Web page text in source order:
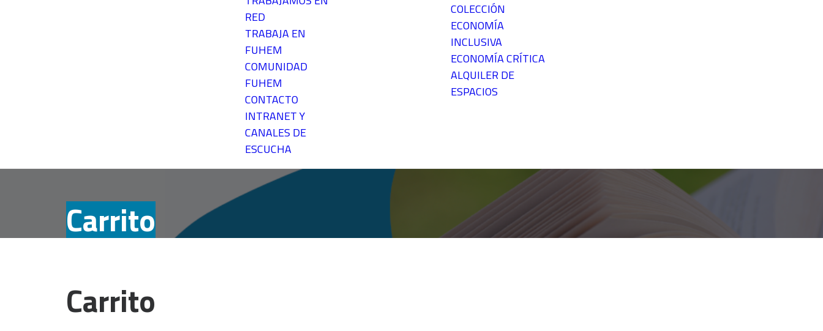
RED
TRABAJA EN
FUHEM
COMUNIDAD
FUHEM
CONTACTO
INTRANET Y
CANALES DE
ESCUCHA
COLECCIÓN
ECONOMÍA
INCLUSIVA
ECONOMÍA CRÍTICA
ALQUILER DE
ESPACIOS
Carrito
Carrito